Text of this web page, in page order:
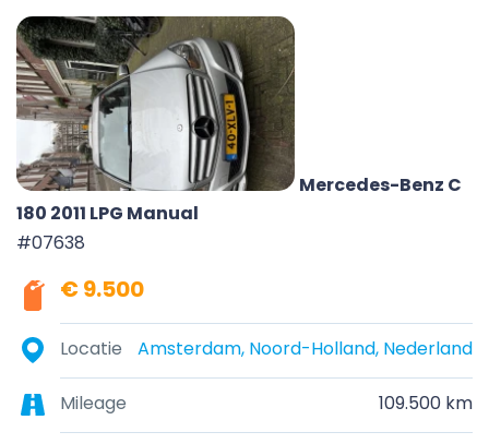
Mercedes-Benz C
180 2011 LPG Manual
#07638
€ 9.500
Locatie Amsterdam, Noord-Holland, Nederland
Mileage 109.500 km